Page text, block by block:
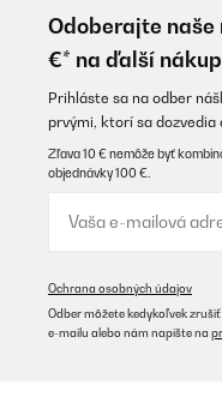
Odoberajte naše
€* na ďalší
Prihláste sa na odber
prvými, ktorí sa
Zľava 10 € nemôže byť
objednávky 100 €.
Ochrana osobných údajov
Odber môžete kedykoľvek
e-mailu alebo nám napíšte na